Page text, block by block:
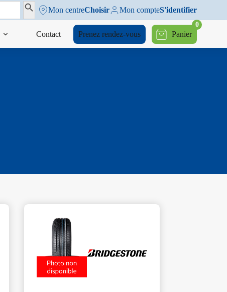
Search ButtonMon centreChoisir Mon compteS'identifier
Contact Prenez rendez-vous Panier
0